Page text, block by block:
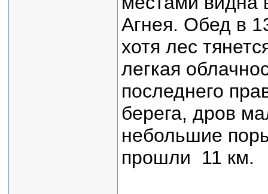
Агнея. Обед в
хотя лес
легкая
последнего
берега, дров
небольшие
прошли 11 км.